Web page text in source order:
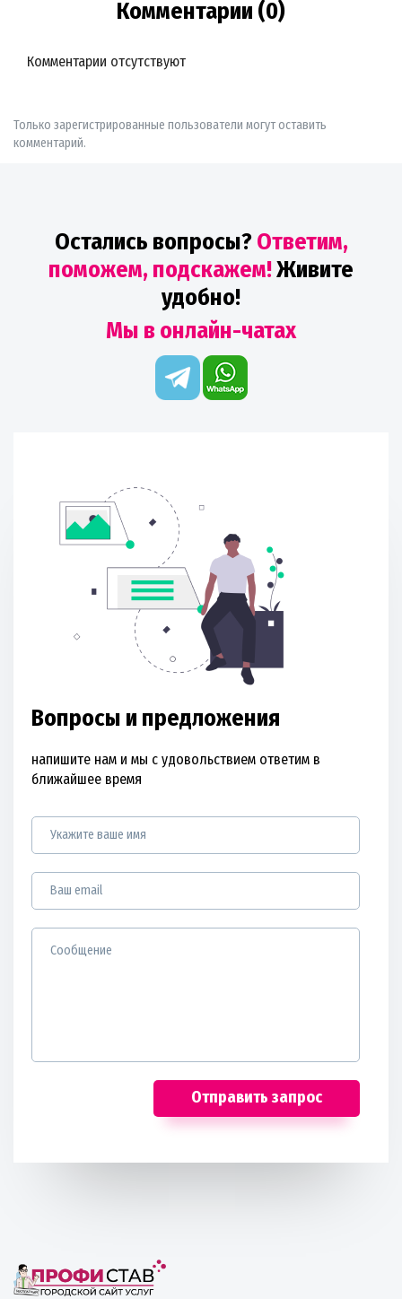
Комментарии (0)
Комментарии отсутствуют
Только зарегистрированные пользователи могут оставить
комментарий.
Остались вопросы?Ответим,
поможем, подскажем!Живите
удобно!
Мы в онлайн-чатах
Вопросы и предложения
напишите нам и мы с удовольствием ответим в
ближайшее время
Отправить запрос